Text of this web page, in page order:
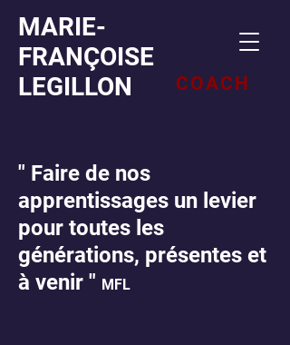
MARIE-
FRANÇOISE
LEGILLON
COACH
" Faire de nos
apprentissages un levier
pour toutes les
générations, présentes et
à venir " MFL